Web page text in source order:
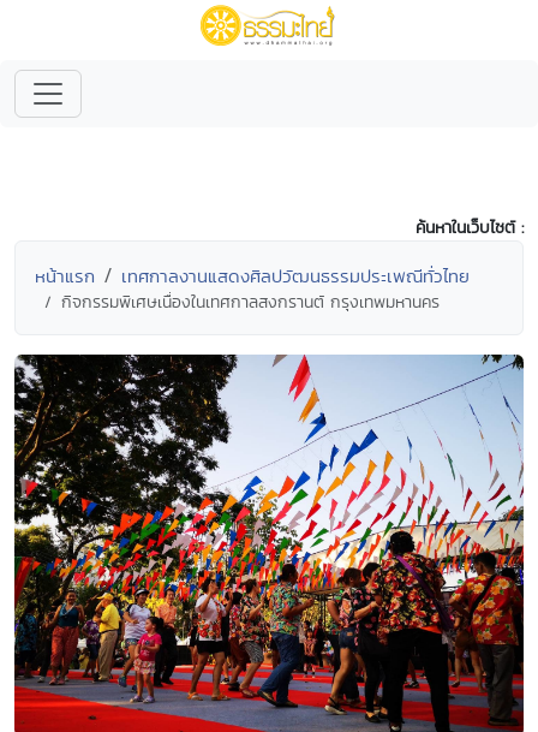
ค้นหาในเว็บไซต์ :
หน้าแรก เทศกาลงานแสดงศิลปวัฒนธรรมประเพณีทั่วไทย
กิจกรรมพิเศษเนื่องในเทศกาลสงกรานต์ กรุงเทพมหานคร